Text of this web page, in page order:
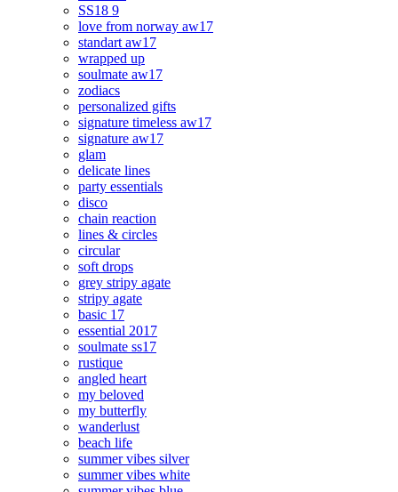
SS18 9
love from norway aw17
standart aw17
wrapped up
soulmate aw17
zodiacs
personalized gifts
signature timeless aw17
signature aw17
glam
delicate lines
party essentials
disco
chain reaction
lines & circles
circular
soft drops
grey stripy agate
stripy agate
basic 17
essential 2017
soulmate ss17
rustique
angled heart
my beloved
my butterfly
wanderlust
beach life
summer vibes silver
summer vibes white